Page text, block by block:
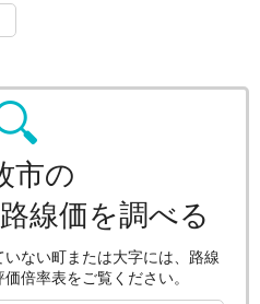
市の
線価を調べる
いない町または大字には、路線
倍率表をご覧ください。